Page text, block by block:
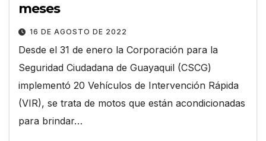
meses
16 DE AGOSTO DE 2022
Desde el 31 de enero la Corporación para la
Seguridad Ciudadana de Guayaquil (CSCG)
implementó 20 Vehículos de Intervención Rápida
(VIR), se trata de motos que están acondicionadas
para brindar…